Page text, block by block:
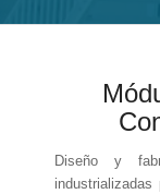
Diseño y